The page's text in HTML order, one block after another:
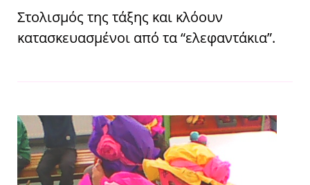
Στολισμός της τάξης και κλόουν
κατασκευασμένοι από τα “ελεφαντάκια”.